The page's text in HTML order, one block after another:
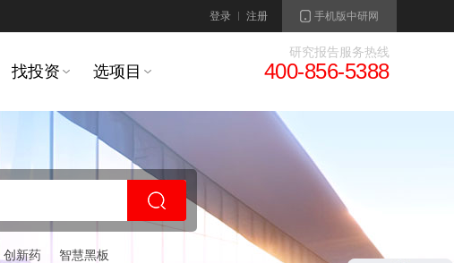
登录 注册 手机版中研网
找投资 选项目
研究报告服务热线
400-856-5388
创新药 智慧黑板